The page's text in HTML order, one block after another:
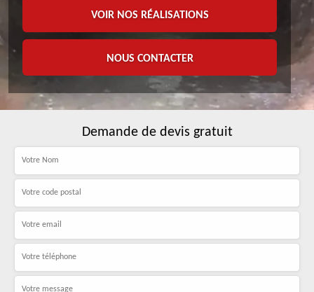
VOIR NOS RÉALISATIONS
NOUS CONTACTER
Demande de devis gratuit